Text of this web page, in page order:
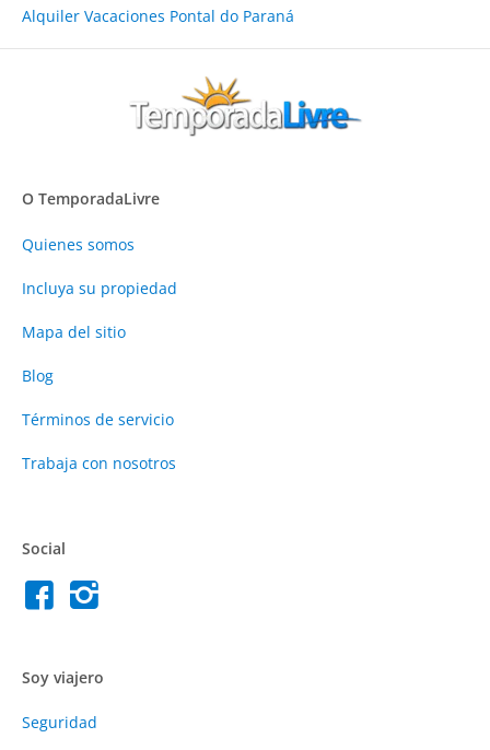
Alquiler Vacaciones Pontal do Paraná
O TemporadaLivre
Quienes somos
Incluya su propiedad
Mapa del sitio
Blog
Términos de servicio
Trabaja con nosotros
Social
Soy viajero
Seguridad